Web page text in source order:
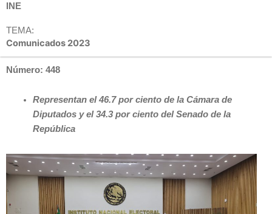
INE
TEMA:
Comunicados 2023
Número: 448
Representan el 46.7 por ciento de la Cámara de
Diputados y el 34.3 por ciento del Senado de la
República